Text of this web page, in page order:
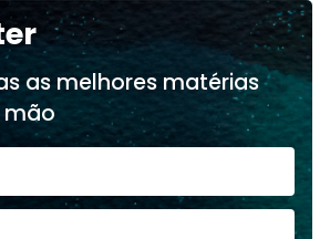
as melhores matérias
mão